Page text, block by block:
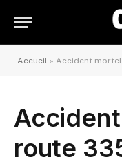
Accueil » Accident
route